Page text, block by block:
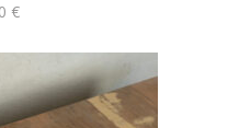
€